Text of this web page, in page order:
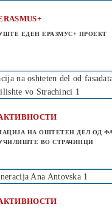
ЕДЕН ЕРАЗМУС+ ПРОЕКТ
НА ОШТЕТЕН ДЕЛ ОД
ВО СТРАЧИНЦИ